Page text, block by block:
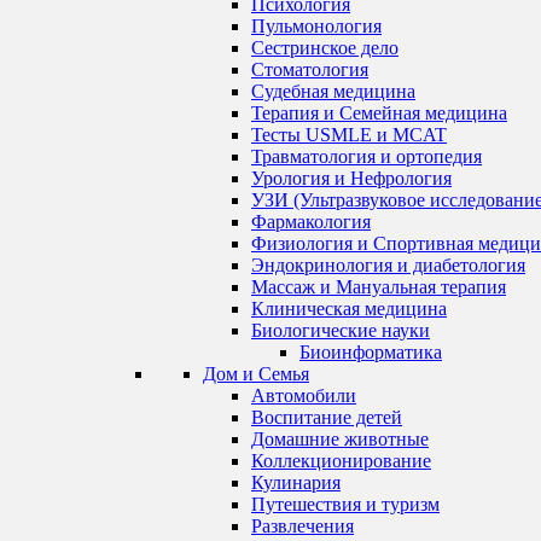
Психология
Пульмонология
Сестринское дело
Стоматология
Судебная медицина
Терапия и Семейная медицина
Тесты USMLE и MCAT
Травматология и ортопедия
Урология и Нефрология
УЗИ (Ультразвуковое
Фармакология
Физиология и Спортивная
Эндокринология и диабетология
Массаж и Мануальная терапия
Клиническая медицина
Биологические науки
Биоинформатика
Дом и Семья
Автомобили
Воспитание детей
Домашние животные
Коллекционирование
Кулинария
Путешествия и туризм
Развлечения